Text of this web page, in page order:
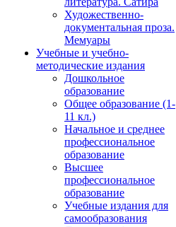
Художественно-
документальная проза.
Мемуары
Учебные и учебно-
методические издания
Дошкольное
образование
Общее образование (1-
11 кл.)
Начальное и среднее
профессиональное
образование
Высшее
профессиональное
образование
Учебные издания для
самообразования